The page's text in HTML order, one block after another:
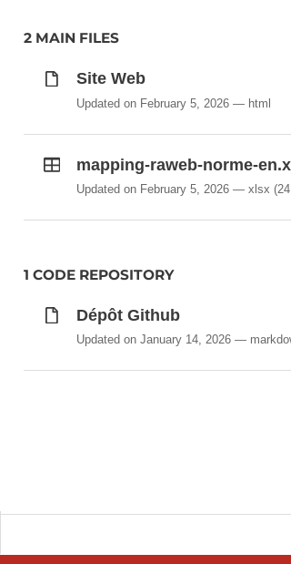
tout
2 MAIN FILES
Site Web
Updated on February 5, 2026 html
mapping-raweb-norme-
Updated on February 5, 2026 xlsx
1 CODE REPOSITORY
Dépôt Github
Updated on January 14, 2026